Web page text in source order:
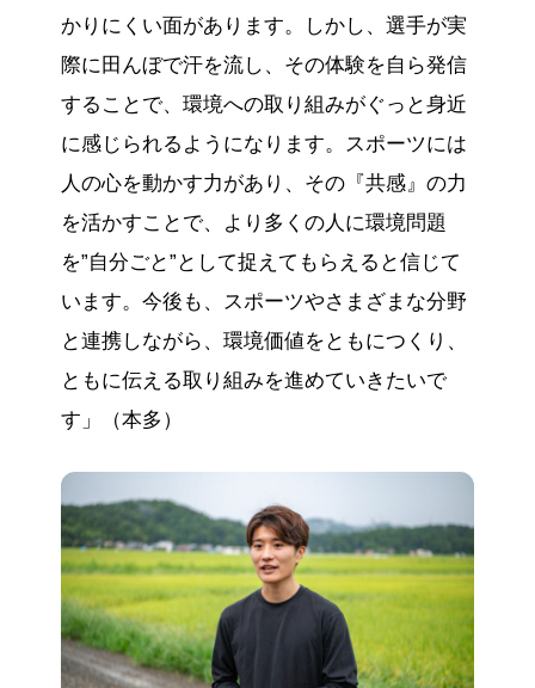
かりにくい面があります。しかし、選手が実
際に田んぼで汗を流し、その体験を自ら発信
することで、環境への取り組みがぐっと身近
に感じられるようになります。スポーツには
人の心を動かす力があり、その『共感』の力
を活かすことで、より多くの人に環境問題
を”自分ごと”として捉えてもらえると信じて
います。今後も、スポーツやさまざまな分野
と連携しながら、環境価値をともにつくり、
ともに伝える取り組みを進めていきたいで
す」（本多）